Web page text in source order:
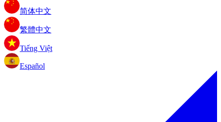
简体中文
繁體中文
Tiếng Việt
Español